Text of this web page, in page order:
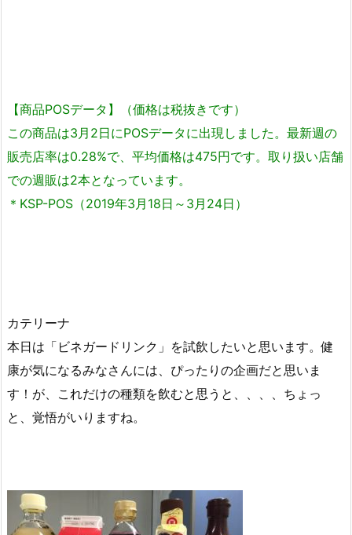
【商品POSデータ】（価格は税抜きです）
この商品は3月2日にPOSデータに出現しました。最新週の
販売店率は0.28%で、平均価格は475円です。取り扱い店舗
での週販は2本となっています。
＊KSP-POS（2019年3月18日～3月24日）
カテリーナ
本日は「ビネガードリンク」を試飲したいと思います。健
康が気になるみなさんには、ぴったりの企画だと思いま
す！が、これだけの種類を飲むと思うと、、、、ちょっ
と、覚悟がいりますね。